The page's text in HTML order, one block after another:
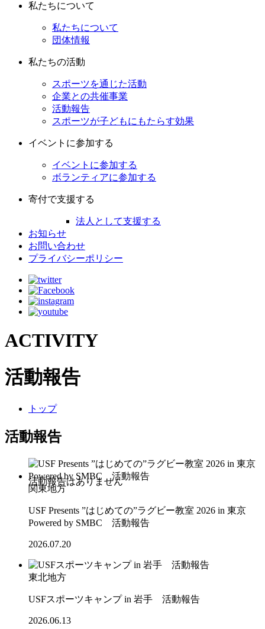
私たちについて
私たちについて
団体情報
私たちの活動
スポーツを通じた活動
企業との共催事業
活動報告
スポーツが子どもにもたらす効果
イベントに参加する
イベントに参加する
ボランティアに参加する
寄付で支援する
法人として支援する
お知らせ
お問い合わせ
プライバシーポリシー
ACTIVITY
活動報告
トップ
活動報告
関東地方
USF Presents ”はじめての”ラグビー教室 2026 in 東京
Powered by SMBC 活動報告
2026.07.20
東北地方
USFスポーツキャンプ in 岩手 活動報告
2026.06.13